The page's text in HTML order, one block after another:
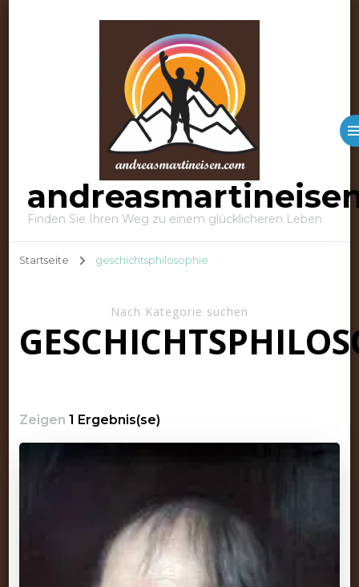
Finden Sie Ihren Weg zu einem glücklicheren Leben
Startseite geschichtsphilosophie
Nach Kategorie suchen
Zeigen 1 Ergebnis(se)